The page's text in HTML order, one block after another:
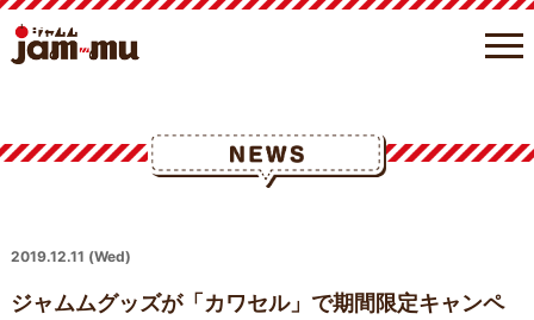
2019.12.11 (Wed)
ジャムムグッズが「カワセル」で期間限定キャンペ